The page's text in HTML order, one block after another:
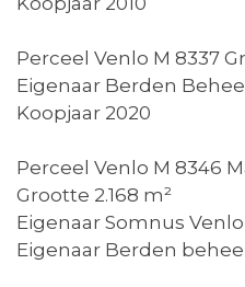
Perceel Venlo M 8337
Eigenaar Berden
Koopjaar 2020
Perceel Venlo M 8346
Grootte 2.168 m²
Eigenaar Somnus
Eigenaar Berden